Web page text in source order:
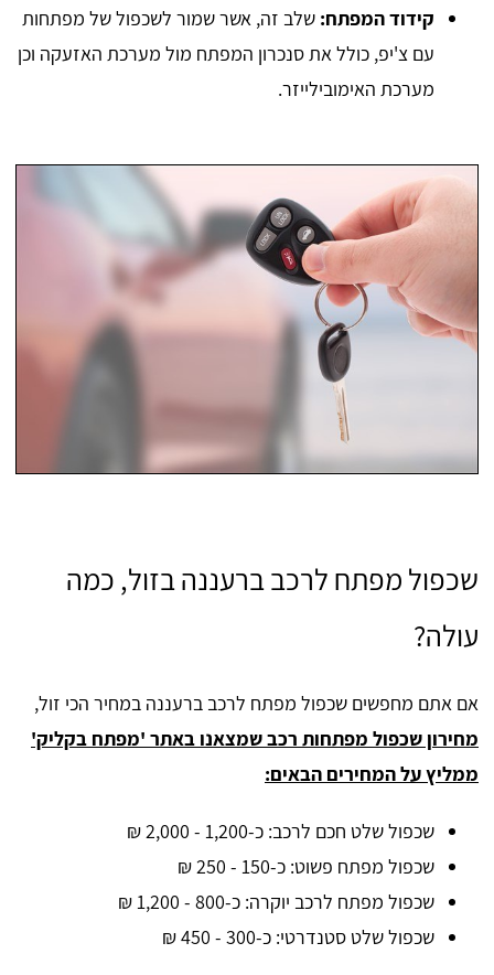
קידוד המפתח: שלב זה, אשר שמור לשכפול של מפתחות
עם צ'יפ, כולל את סנכרון המפתח מול מערכת האזעקה וכן
מערכת האימובילייזר.
שכפול מפתח לרכב ברעננה בזול, כמה
עולה?
אם אתם מחפשים שכפול מפתח לרכב ברעננה במחיר הכי זול,
מחירון שכפול מפתחות רכב שמצאנו באתר 'מפתח בקליק'
ממליץ על המחירים הבאים:
שכפול שלט חכם לרכב: כ-1,200 - 2,000 ₪
שכפול מפתח פשוט: כ-150 - 250 ₪
שכפול מפתח לרכב יוקרה: כ-800 - 1,200 ₪
שכפול שלט סטנדרטי: כ-300 - 450 ₪